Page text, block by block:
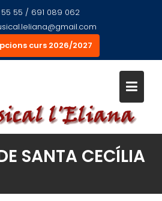
55 55 / 691 089 062
curs 2026/2027
SANTA CECÍLIA